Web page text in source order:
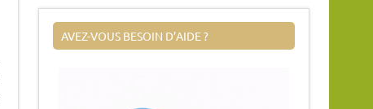
AVEZ-VOUS BESOIN D’AIDE ?